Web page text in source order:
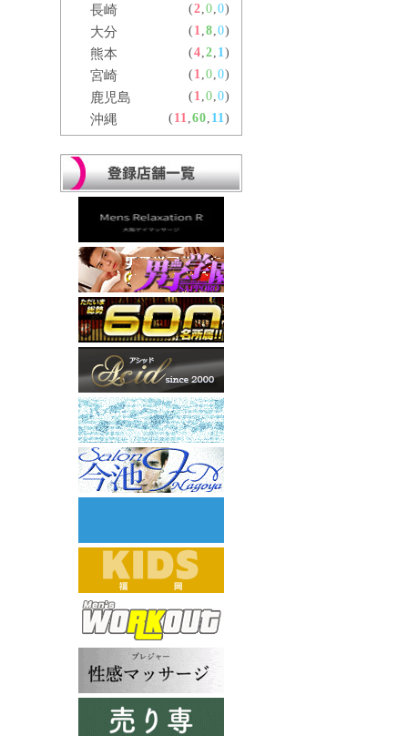
長崎 (2,0,0)
大分 ( 1,8,0)
熊本 (4,2, 1)
宮崎 ( 1,0,0)
鹿児島 ( 1,0,0)
沖縄 ( 11,60, 11)